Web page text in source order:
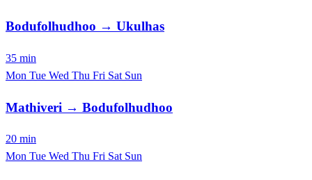
Bodufolhudhoo → Ukulhas
35 min
Mon Tue Wed Thu Fri Sat Sun
Mathiveri → Bodufolhudhoo
20 min
Mon Tue Wed Thu Fri Sat Sun